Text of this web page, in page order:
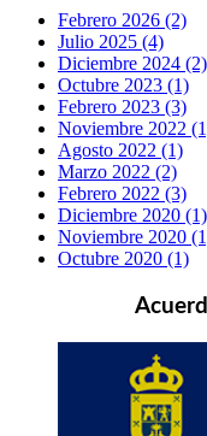
Febrero 2026 (2)
Julio 2025 (4)
Diciembre 2024 (2)
Octubre 2023 (1)
Febrero 2023 (3)
Noviembre 2022
Agosto 2022 (1)
Marzo 2022 (2)
Febrero 2022 (3)
Diciembre 2020 (1)
Noviembre 2020
Octubre 2020 (1)